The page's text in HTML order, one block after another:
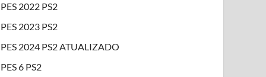
PES 2022 PS2
PES 2023 PS2
PES 2024 PS2 ATUALIZADO
PES 6 PS2